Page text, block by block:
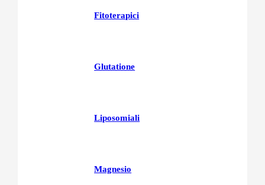
Fitoterapici
Glutatione
Liposomiali
Magnesio